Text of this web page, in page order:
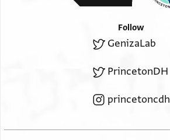
Follow
GenizaLab
PrincetonDH
princetoncdh